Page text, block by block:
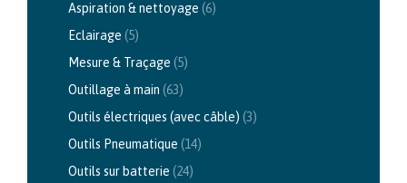
Aspiration & nettoyage (6)
Eclairage (5)
Mesure & Traçage (5)
Outillage à main (63)
Outils électriques (avec câble) (3)
Outils Pneumatique (14)
Outils sur batterie (24)